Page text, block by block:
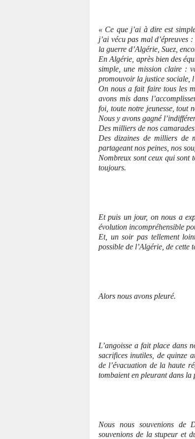
« Ce que j’ai à dire est
j’ai vécu pas mal d’épreuves
la guerre d’Algérie, Suez,
En Algérie, après bien des
simple, une mission claire :
promouvoir la justice sociale,
On nous a fait faire tous les
avons mis dans
foi, toute notre jeunesse, tout
Nous y avons gagné
Des milliers de nos
Des dizaines de milliers de
partageant nos peines, nos
Nombreux sont ceux qui sont
toujours.
Et puis un jour, on nous a
évolution incompréhensible
Et, un soir pas tellement
possible de l’Algérie, de cette
Alors nous avons pleuré.
L’angoisse a fait place dans
sacrifices inutiles, de quinze
de l’évacuation de la haute
tombaient en pleurant dans la
Nous nous souvenions de
souvenions de la stupeur et